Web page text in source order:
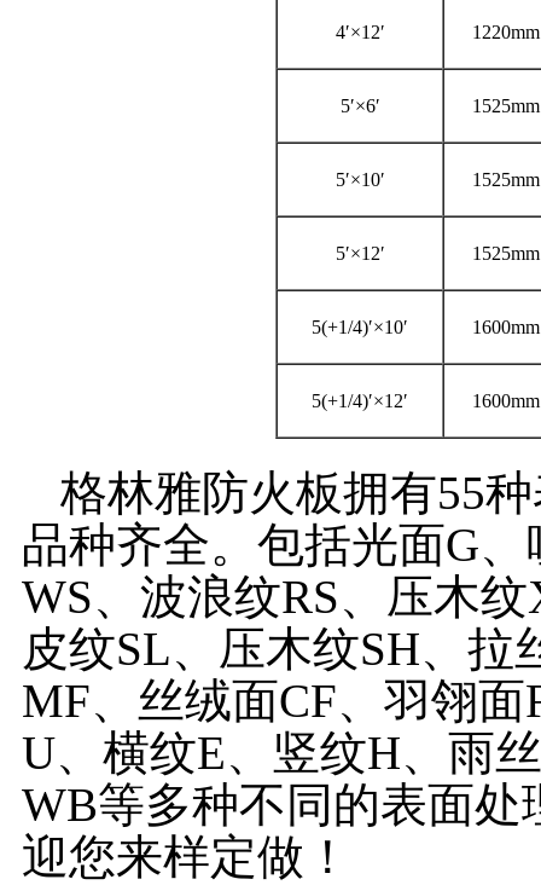
4′×12′
5′×6′
5′×10′
5′×12′
5(+1/4)′×10′
5(+1/4)′×12′
格林雅防火板拥有55
品种齐全。包括光面G
WS、波浪纹RS、压木
皮纹SL、压木纹SH、拉
MF、丝绒面CF、羽翎
U、横纹E、竖纹H、雨
WB等多种不同的表面
迎您来样定做！